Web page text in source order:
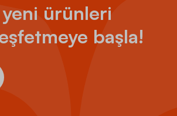
yeni ürünleri
başla!